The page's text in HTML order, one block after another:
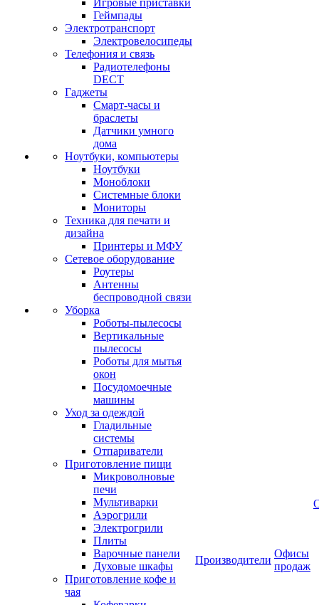
Игровые приставки
Геймпады
Электротранспорт
Электровелосипеды
Телефония и связь
Радиотелефоны
DECT
Гаджеты
Смарт-часы и
браслеты
Датчики умного
дома
Ноутбуки, компьютеры
Ноутбуки
Моноблоки
Системные блоки
Мониторы
Техника для печати и
дизайна
Принтеры и МФУ
Сетевое оборудование
Роутеры
Антенны
беспроводной связи
Уборка
Роботы-пылесосы
Вертикальные
пылесосы
Роботы для мытья
окон
Посудомоечные
машины
Уход за одеждой
Гладильные
системы
Отпариватели
Приготовление пищи
Микроволновые
печи
Мультиварки
Аэрогрили
Электрогрили
Плиты
Варочные панели
Духовые шкафы
Приготовление кофе и
чая
Производители
Офисы
продаж